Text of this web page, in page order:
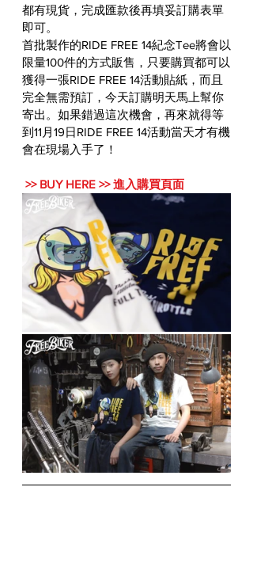
都有現貨，完成匯款後再填妥訂購表單
即可。
首批製作的RIDE FREE 14紀念Tee將會以
限量100件的方式販售，只要購買都可以
獲得一張RIDE FREE 14活動貼紙，而且
完全無需預訂，今天訂購明天馬上幫你
寄出。如果錯過這次機會，再來就得等
到11月19日RIDE FREE 14活動當天才有機
會在現場入手了！
>> BUY HERE >> 進入購買頁面